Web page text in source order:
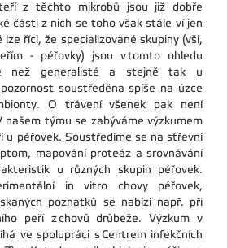
z těchto mikrobů jsou již dobře
části z nich se toho však stále ví jen
lze říci, že specializované skupiny (vši,
- péřovky) jsou v tomto ohledu
než generalisté a stejně tak u
soustředěna spíše na úzce
O trávení všenek pak není
našem týmu se zabýváme výzkumem
u péřovek. Soustředíme se na střevní
mapování proteáz a srovnávání
u různých skupin péřovek.
in vitro chovy péřovek,
poznatků se nabízí např. při
peří z chovů drůbeže. Výzkum v
ve spolupráci s Centrem infekčních